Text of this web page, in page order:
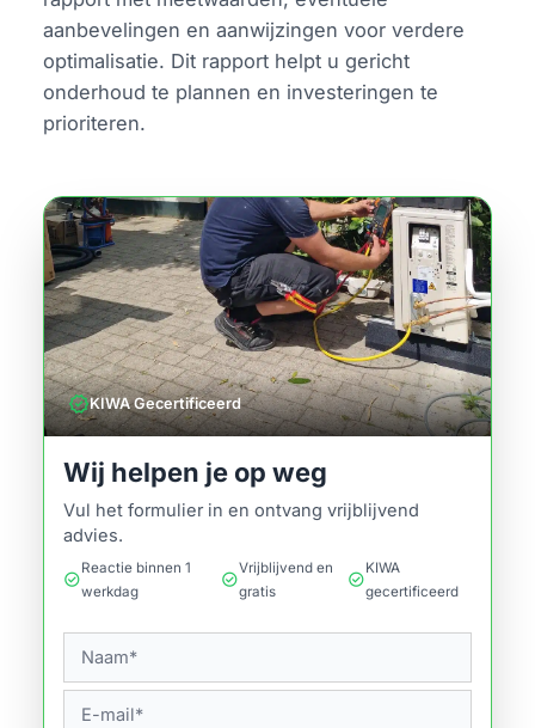
aanbevelingen en aanwijzingen voor verdere
optimalisatie. Dit rapport helpt u gericht
onderhoud te plannen en investeringen te
prioriteren.
verifiedKIWA Gecertificeerd
Wij helpen je op weg
Vul het formulier in en ontvang vrijblijvend
advies.
check_circle
Reactie binnen 1
werkdag
check_circle
Vrijblijvend en
gratis
check_circle
KIWA
gecertificeerd